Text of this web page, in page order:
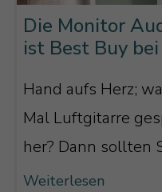
Die Monitor
ist Best Buy
Hand aufs Herz;
Mal Luftgitarre
her? Dann sollten
Weiterlesen